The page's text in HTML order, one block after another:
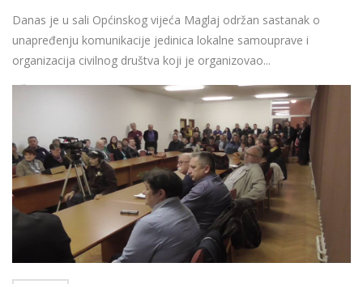
Danas je u sali Općinskog vijeća Maglaj održan sastanak o
unapređenju komunikacije jedinica lokalne samouprave i
organizacija civilnog društva koji je organizovao...
Više...